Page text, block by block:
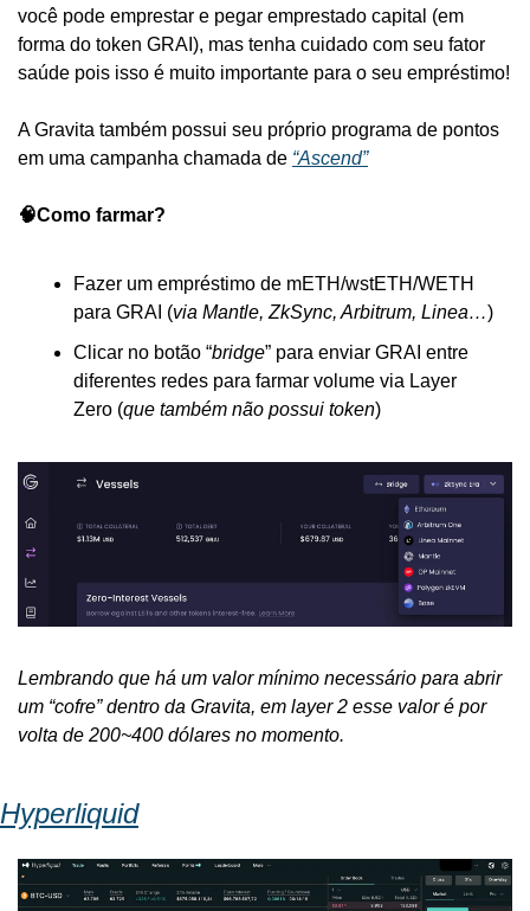
você pode emprestar e pegar emprestado capital (em
forma do token GRAI), mas tenha cuidado com seu fator
saúde pois isso é muito importante para o seu empréstimo!
A Gravita também possui seu próprio programa de pontos
em uma campanha chamada de “Ascend”
🧠Como farmar?
Fazer um empréstimo de mETH/wstETH/WETH
para GRAI (via Mantle, ZkSync, Arbitrum, Linea…)
Clicar no botão “bridge” para enviar GRAI entre
diferentes redes para farmar volume via Layer
Zero (que também não possui token)
Lembrando que há um valor mínimo necessário para abrir
um “cofre” dentro da Gravita, em layer 2 esse valor é por
volta de 200~400 dólares no momento.
Hyperliquid